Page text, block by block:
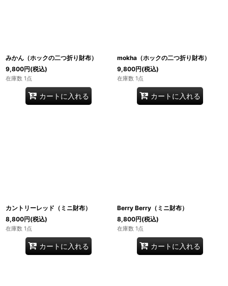
みかん（ホックの二つ折り財布）
9,800円(税込)
在庫数 1点
カートに入れる
mokha（ホックの二つ折り財布）
9,800円(税込)
在庫数 1点
カートに入れる
カントリーレッド（ミニ財布）
8,800円(税込)
在庫数 1点
カートに入れる
Berry Berry（ミニ財布）
8,800円(税込)
在庫数 1点
カートに入れる